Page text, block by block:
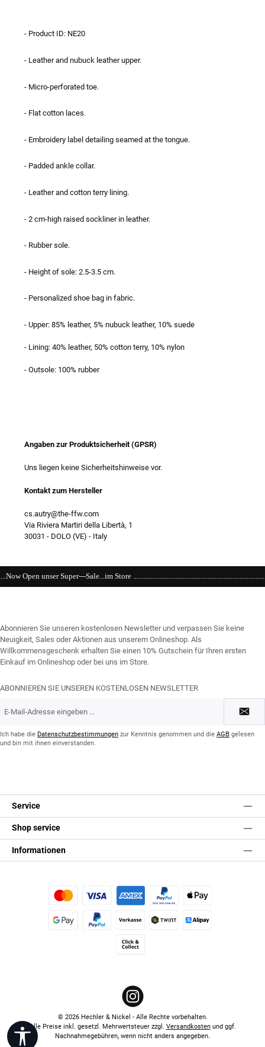
- Product ID: NE20
- Leather and nubuck leather upper.
- Micro-perforated toe.
- Flat cotton laces.
- Embroidery label detailing seamed at the tongue.
- Padded ankle collar.
- Leather and cotton terry lining.
- 2 cm-high raised sockliner in leather.
- Rubber sole.
- Height of sole: 2.5-3.5 cm.
- Personalized shoe bag in fabric.
- Upper: 85% leather, 5% nubuck leather, 10% suede
- Lining: 40% leather, 50% cotton terry, 10% nylon
- Outsole: 100% rubber
Angaben zur Produktsicherheit (GPSR)
Uns liegen keine Sicherheitshinweise vor.
Kontakt zum Hersteller
cs.autry@the-ffw.com
Via Riviera Martiri della Libertà, 1
30031 - DOLO (VE) - Italy
Sale...im Store
Abonnieren Sie unseren kostenlosen Newsletter und verpassen Sie keine
Neuigkeit, Sales oder Aktionen aus unserem Onlineshop. Als
Willkommensgeschenk erhalten Sie einen 10% Gutschein für Ihren ersten
Einkauf im Onlineshop oder bei uns im Store.
ABONNIEREN SIE UNSEREN KOSTENLOSEN NEWSLETTER
Mail-
*Ich habe die Datenschutzbestimmungen zur Kenntnis genommen und die AGB gelesen
und bin mit ihnen einverstanden.
Service
Shop service
Informationen
Kredit- oder Debitkarte Später BezahlenApple Pay
Vorkasse
Instagram
© 2026 Hechler & Nickel - Alle Rechte vorbehalten.
Alle Preise inkl. gesetzl. Mehrwertsteuer zzgl. Versandkostenund ggf.
Nachnahmegebühren, wenn nicht anders angegeben.
Werkzeugleiste anzeigen